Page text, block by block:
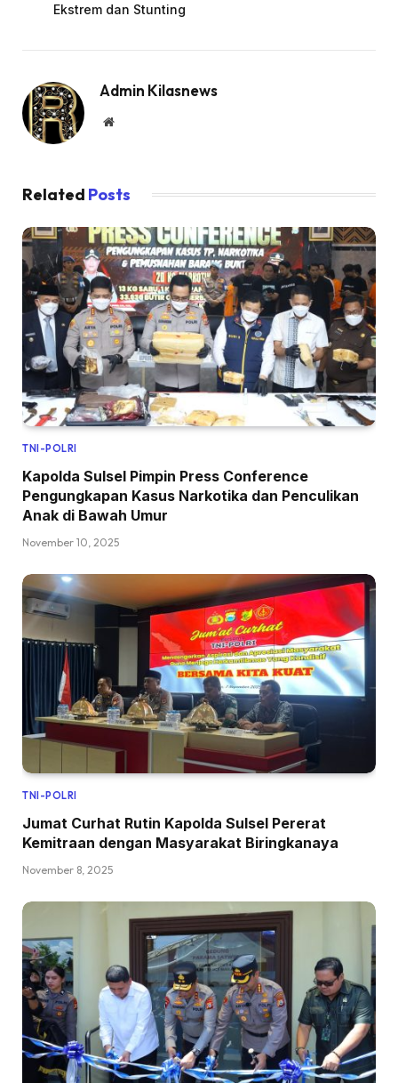
Ekstrem dan Stunting
Admin Kilasnews
Website
Related Posts
TNI-POLRI
Kapolda Sulsel Pimpin Press Conference
Pengungkapan Kasus Narkotika dan Penculikan
Anak di Bawah Umur
November 10, 2025
TNI-POLRI
Jumat Curhat Rutin Kapolda Sulsel Pererat
Kemitraan dengan Masyarakat Biringkanaya
November 8, 2025